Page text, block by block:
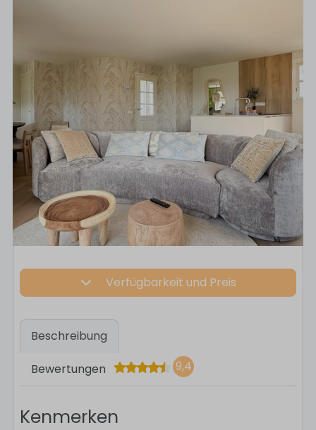
Verfügbarkeit und Preis
Beschreibung
Bewertungen 9,4
Kenmerken